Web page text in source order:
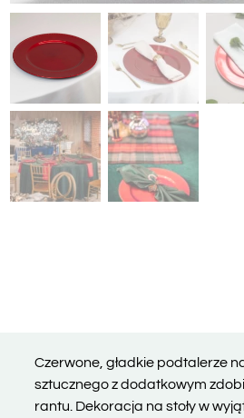
Czerwone, gładkie podtalerze
sztucznego z dodatkowym
rantu. Dekoracja na stoły w